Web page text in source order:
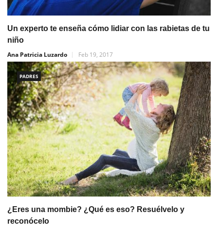
Un experto te enseña cómo lidiar con las rabietas de tu
niño
Ana Patricia Luzardo
Feb 19, 2017
PADRES
¿Eres una mombie? ¿Qué es eso? Resuélvelo y
reconócelo